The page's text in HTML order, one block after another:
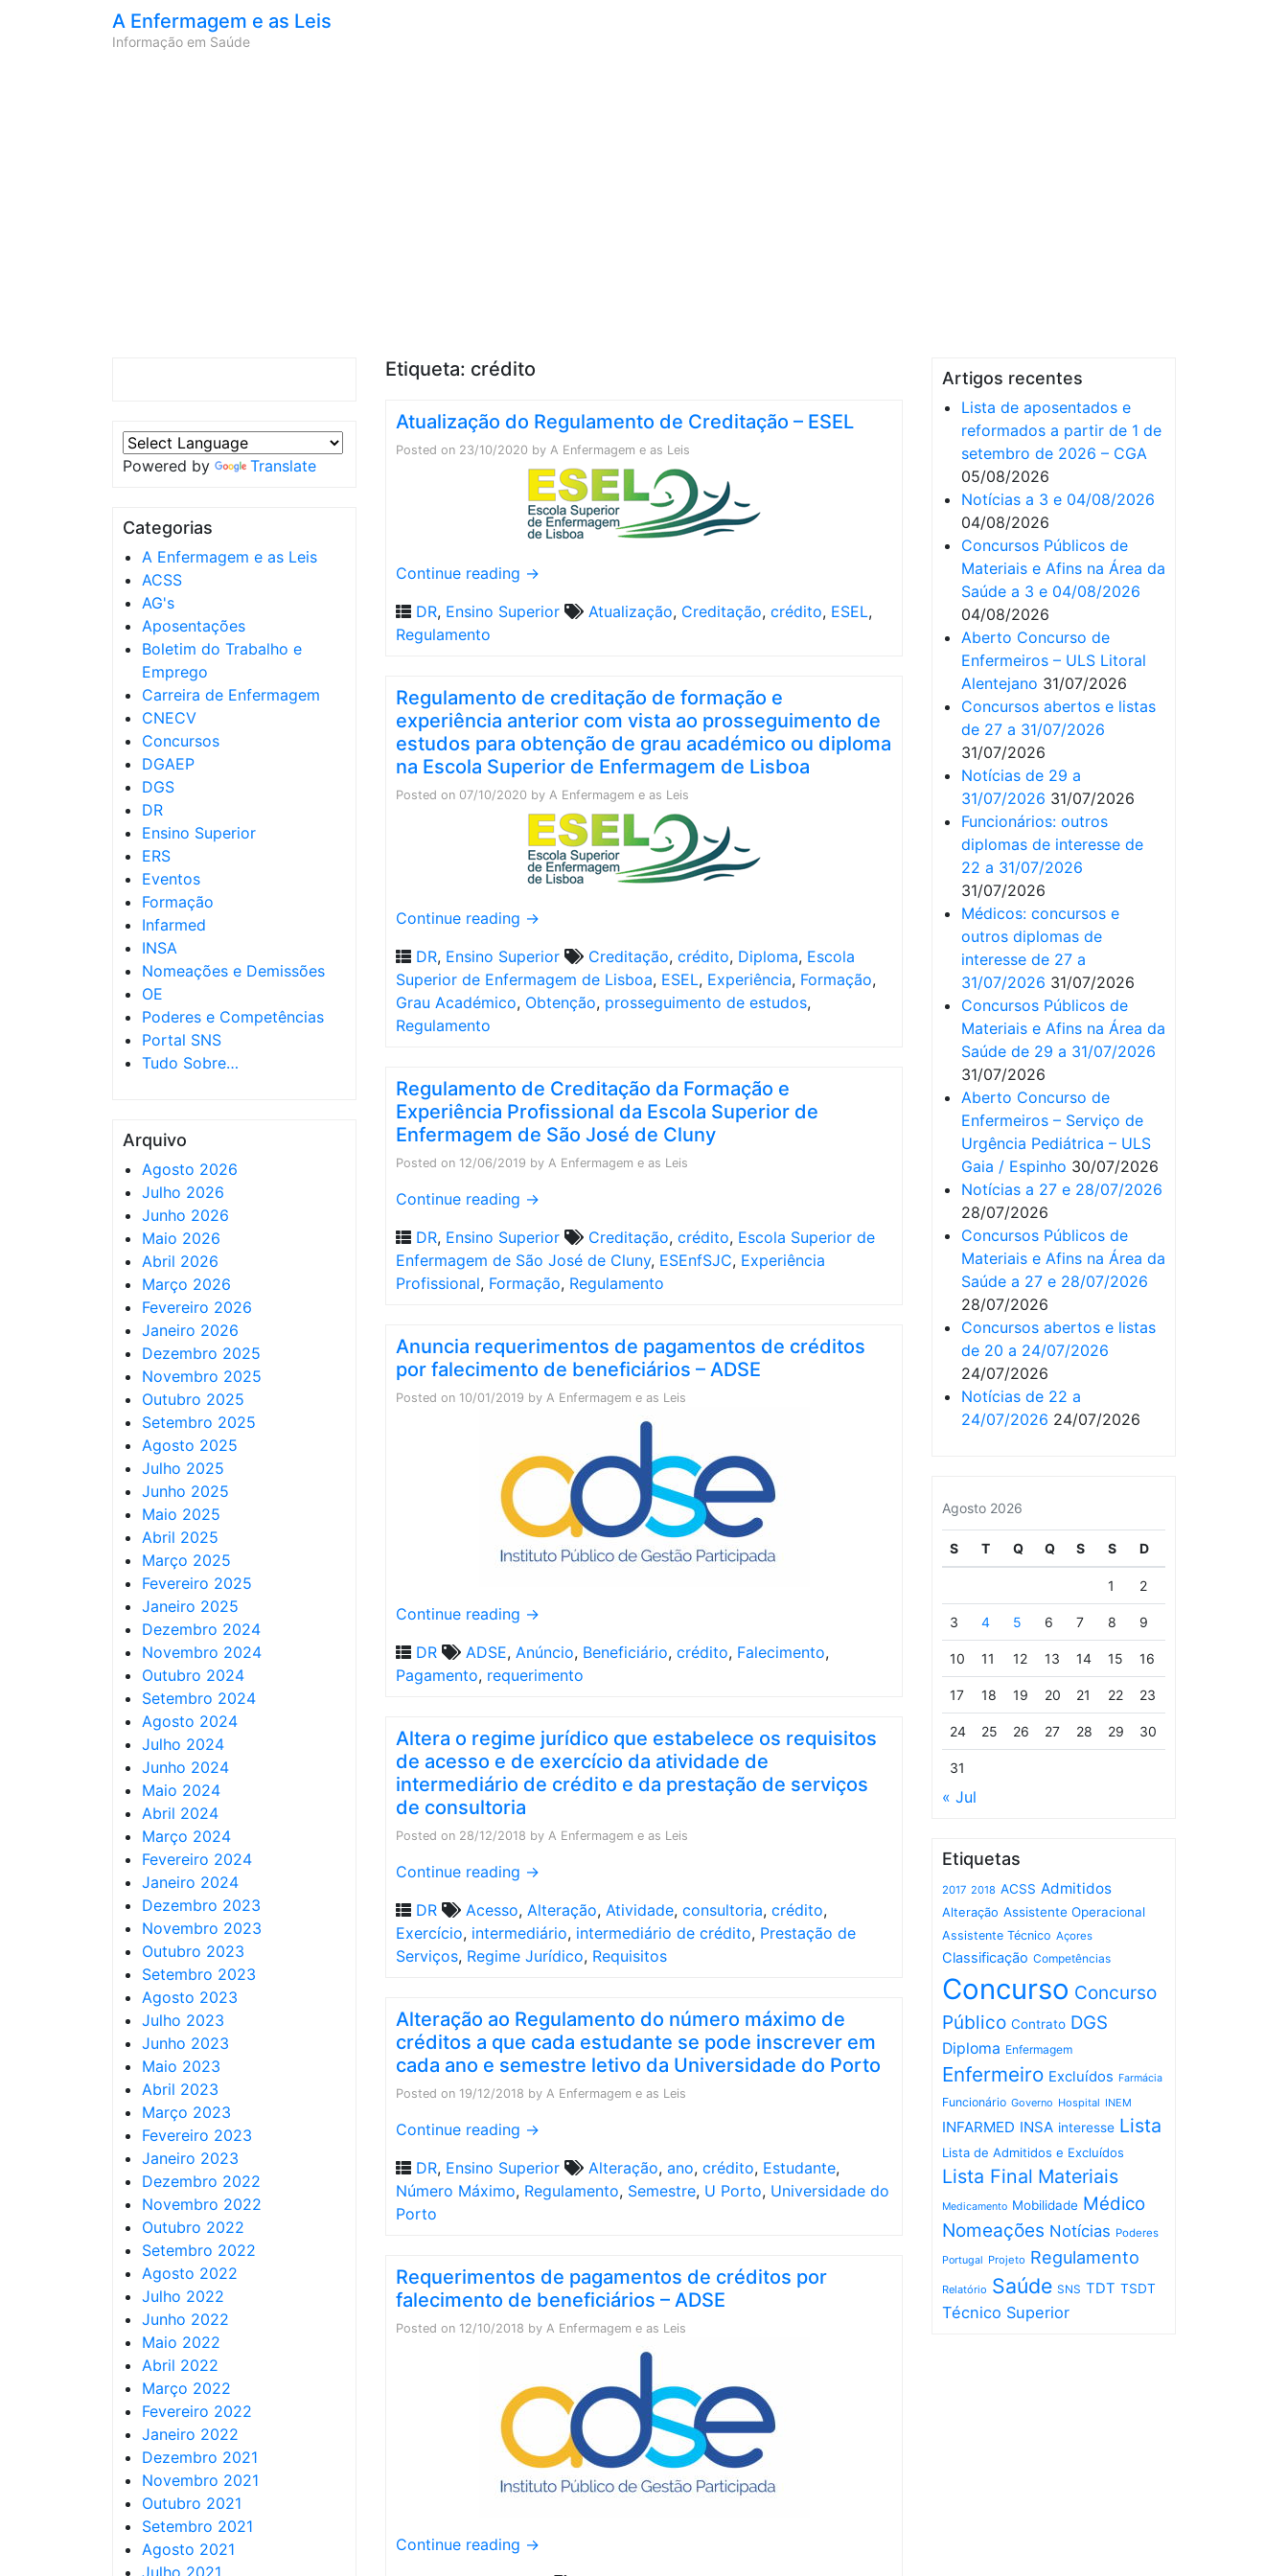
A Enfermagem e as Leis
Informação em Saúde
Powered by Translate
Categorias
A Enfermagem e as Leis
ACSS
AG's
Aposentações
Boletim do Trabalho e
Emprego
Carreira de Enfermagem
CNECV
Concursos
DGAEP
DGS
DR
Ensino Superior
ERS
Eventos
Formação
Infarmed
INSA
Nomeações e Demissões
OE
Poderes e Competências
Portal SNS
Tudo Sobre…
Arquivo
Agosto 2026
Julho 2026
Junho 2026
Maio 2026
Abril 2026
Março 2026
Fevereiro 2026
Janeiro 2026
Dezembro 2025
Novembro 2025
Outubro 2025
Setembro 2025
Agosto 2025
Julho 2025
Junho 2025
Maio 2025
Abril 2025
Março 2025
Fevereiro 2025
Janeiro 2025
Dezembro 2024
Novembro 2024
Outubro 2024
Setembro 2024
Agosto 2024
Julho 2024
Junho 2024
Maio 2024
Abril 2024
Março 2024
Fevereiro 2024
Janeiro 2024
Dezembro 2023
Novembro 2023
Outubro 2023
Setembro 2023
Agosto 2023
Julho 2023
Junho 2023
Maio 2023
Abril 2023
Março 2023
Fevereiro 2023
Janeiro 2023
Dezembro 2022
Novembro 2022
Outubro 2022
Setembro 2022
Agosto 2022
Julho 2022
Junho 2022
Maio 2022
Abril 2022
Março 2022
Fevereiro 2022
Janeiro 2022
Dezembro 2021
Novembro 2021
Outubro 2021
Setembro 2021
Agosto 2021
Julho 2021
Etiqueta: crédito
Atualização do Regulamento de Creditação – ESEL
Posted on 23/10/2020 by A Enfermagem e as Leis
Continue reading →
DR, Ensino Superior Atualização, Creditação, crédito, ESEL,
Regulamento
Regulamento de creditação de formação e
experiência anterior com vista ao prosseguimento de
estudos para obtenção de grau académico ou diploma
na Escola Superior de Enfermagem de Lisboa
Posted on 07/10/2020 by A Enfermagem e as Leis
Continue reading →
DR, Ensino Superior Creditação, crédito, Diploma, Escola
Superior de Enfermagem de Lisboa, ESEL, Experiência, Formação,
Grau Académico, Obtenção, prosseguimento de estudos,
Regulamento
Regulamento de Creditação da Formação e
Experiência Profissional da Escola Superior de
Enfermagem de São José de Cluny
Posted on 12/06/2019 by A Enfermagem e as Leis
Continue reading →
DR, Ensino Superior Creditação, crédito, Escola Superior de
Enfermagem de São José de Cluny, ESEnfSJC, Experiência
Profissional, Formação, Regulamento
Anuncia requerimentos de pagamentos de créditos
por falecimento de beneficiários – ADSE
Posted on 10/01/2019 by A Enfermagem e as Leis
Continue reading →
DR
ADSE, Anúncio, Beneficiário, crédito, Falecimento,
Pagamento, requerimento
Altera o regime jurídico que estabelece os requisitos
de acesso e de exercício da atividade de
intermediário de crédito e da prestação de serviços
de consultoria
Posted on 28/12/2018 by A Enfermagem e as Leis
Continue reading →
DR
Acesso, Alteração, Atividade, consultoria, crédito,
Exercício, intermediário, intermediário de crédito, Prestação de
Serviços, Regime Jurídico, Requisitos
Alteração ao Regulamento do número máximo de
créditos a que cada estudante se pode inscrever em
cada ano e semestre letivo da Universidade do Porto
Posted on 19/12/2018 by A Enfermagem e as Leis
Continue reading →
DR, Ensino Superior Alteração, ano, crédito, Estudante,
Número Máximo, Regulamento, Semestre, U Porto, Universidade do
Porto
Requerimentos de pagamentos de créditos por
falecimento de beneficiários – ADSE
Posted on 12/10/2018 by A Enfermagem e as Leis
Continue reading →
Artigos recentes
Lista de aposentados e
reformados a partir de 1 de
setembro de 2026 – CGA
05/08/2026
Notícias a 3 e 04/08/2026
04/08/2026
Concursos Públicos de
Materiais e Afins na Área da
Saúde a 3 e 04/08/2026
04/08/2026
Aberto Concurso de
Enfermeiros – ULS Litoral
Alentejano 31/07/2026
Concursos abertos e listas
de 27 a 31/07/2026
31/07/2026
Notícias de 29 a
31/07/2026 31/07/2026
Funcionários: outros
diplomas de interesse de
22 a 31/07/2026
31/07/2026
Médicos: concursos e
outros diplomas de
interesse de 27 a
31/07/2026 31/07/2026
Concursos Públicos de
Materiais e Afins na Área da
Saúde de 29 a 31/07/2026
31/07/2026
Aberto Concurso de
Enfermeiros – Serviço de
Urgência Pediátrica – ULS
Gaia / Espinho 30/07/2026
Notícias a 27 e 28/07/2026
28/07/2026
Concursos Públicos de
Materiais e Afins na Área da
Saúde a 27 e 28/07/2026
28/07/2026
Concursos abertos e listas
de 20 a 24/07/2026
24/07/2026
Notícias de 22 a
24/07/2026 24/07/2026
Agosto 2026
S T Q Q S S D
1 2
3 4 5 6 7 8 9
10 11 12 13 14 15 16
17 18 19 20 21 22 23
24 25 26 27 28 29 30
31
« Jul
Etiquetas
2017 2018 ACSS Admitidos
Alteração Assistente Operacional
Assistente Técnico Açores
Classificação Competências
Concurso Concurso
Público Contrato DGS
Diploma Enfermagem
Enfermeiro Excluídos Farmácia
Funcionário Governo Hospital INEM
INFARMED INSA interesse Lista
Lista de Admitidos e Excluídos
Lista Final Materiais
Medicamento Mobilidade Médico
Nomeações Notícias Poderes
Portugal Projeto Regulamento
Relatório Saúde SNS TDT TSDT
Técnico Superior